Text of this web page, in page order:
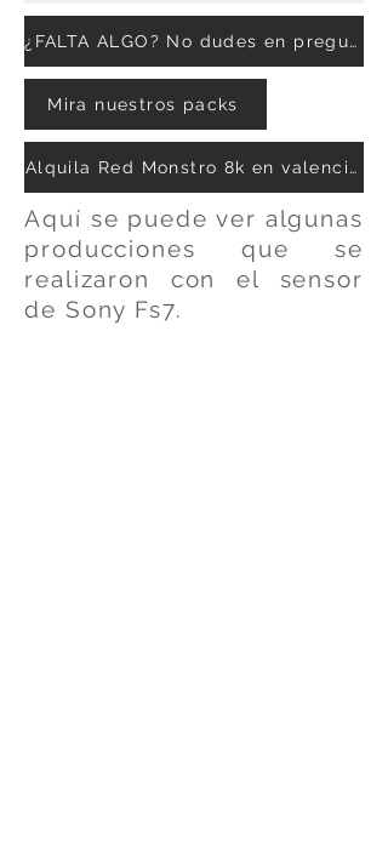
¿FALTA ALGO? No dudes en preguntar.
Mira nuestros packs
Alquila Red Monstro 8k en valencia
Aquí se puede ver algunas
producciones que se
realizaron con el sensor
de Sony Fs7.